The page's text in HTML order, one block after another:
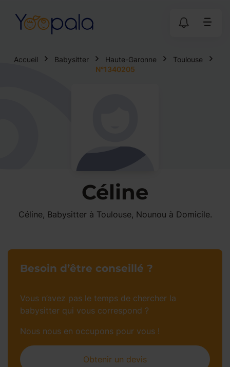
Accueil Babysitter Haute-Garonne
Toulouse
N°1340205
Céline
Céline, Babysitter à Toulouse, Nounou à Domicile.
Besoin d’être conseillé ?
Vous n’avez pas le temps de chercher la
babysitter qui vous correspond ?
Nous nous en occupons pour vous !
Obtenir un devis